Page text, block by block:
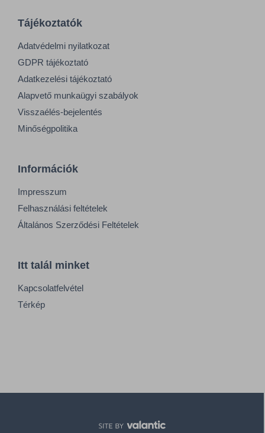
Tájékoztatók
Adatvédelmi nyilatkozat
GDPR tájékoztató
Adatkezelési tájékoztató
Alapvető munkaügyi szabályok
Visszaélés-bejelentés
Minőségpolitika
Információk
Impresszum
Felhasználási feltételek
Általános Szerződési Feltételek
Itt talál minket
Kapcsolatfelvétel
Térkép